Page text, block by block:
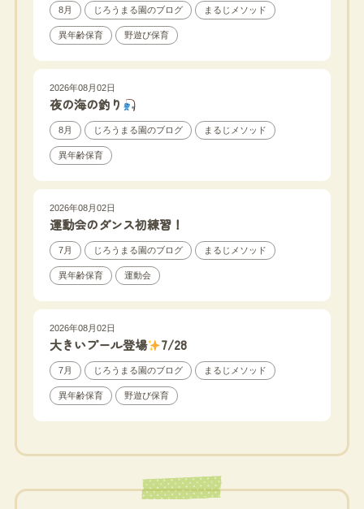
8月 じろうまる園のブログ まるじメソッド
異年齢保育 野遊び保育
2026年08月02日
夜の海の釣り
8月 じろうまる園のブログ まるじメソッド
異年齢保育
2026年08月02日
運動会のダンス初練習！
7月 じろうまる園のブログ まるじメソッド
異年齢保育 運動会
2026年08月02日
大きいプール登場 7/28
7月 じろうまる園のブログ まるじメソッド
異年齢保育 野遊び保育